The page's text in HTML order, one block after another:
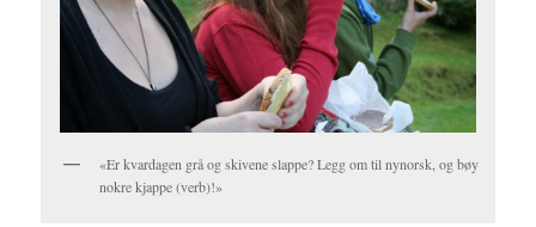
«Er kvardagen grå og skivene slappe? Legg om til nynorsk, og bøy
nokre kjappe (verb)!»